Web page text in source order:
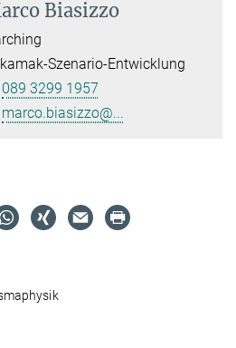
Biasizzo
Szenario-Entwicklung
089 3299 1957
marco.biasizzo@...